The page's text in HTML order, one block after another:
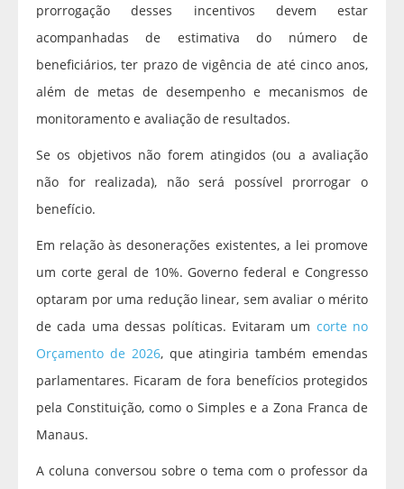
prorrogação desses incentivos devem estar
acompanhadas de estimativa do número de
beneficiários, ter prazo de vigência de até cinco anos,
além de metas de desempenho e mecanismos de
monitoramento e avaliação de resultados.
Se os objetivos não forem atingidos (ou a avaliação
não for realizada), não será possível prorrogar o
benefício.
Em relação às desonerações existentes, a lei promove
um corte geral de 10%. Governo federal e Congresso
optaram por uma redução linear, sem avaliar o mérito
de cada uma dessas políticas. Evitaram um corte no
Orçamento de 2026, que atingiria também emendas
parlamentares. Ficaram de fora benefícios protegidos
pela Constituição, como o Simples e a Zona Franca de
Manaus.
A coluna conversou sobre o tema com o professor da